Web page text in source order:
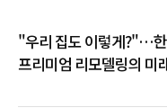
"우리 집도 이렇게?"…
프리미엄 리모델링의 미